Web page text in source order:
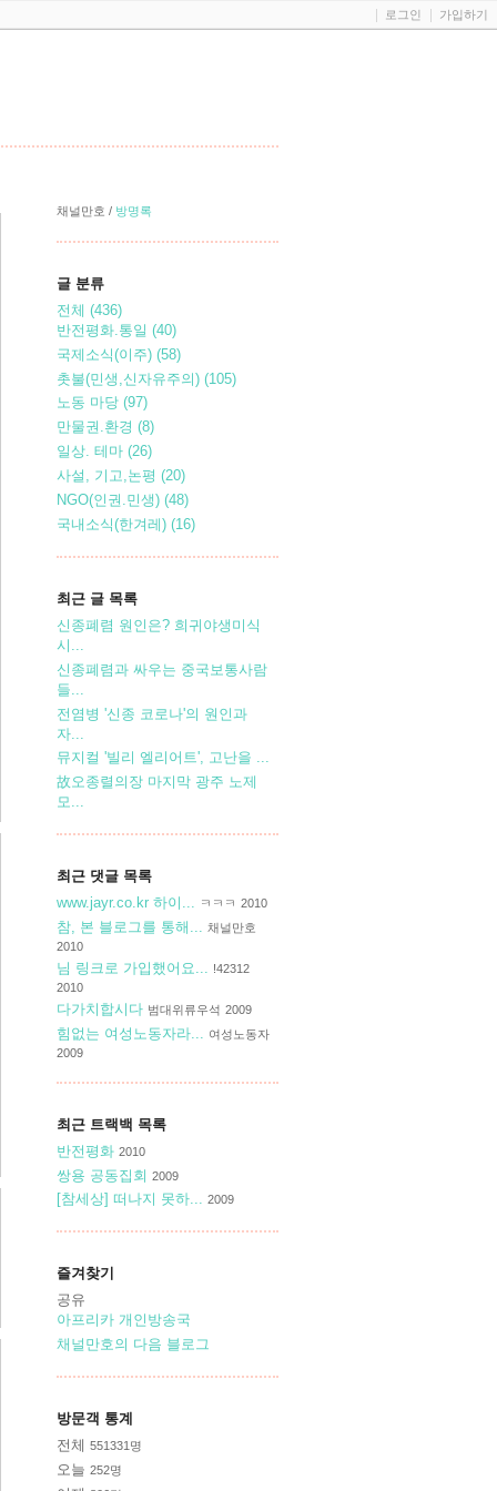
채널만호 / 방명록
글 분류
전체 (436)
반전평화.통일 (40)
국제소식(이주) (58)
촛불(민생,신자유주의) (105)
노동 마당 (97)
만물권.환경 (8)
일상. 테마 (26)
사설, 기고,논평 (20)
NGO(인권.민생) (48)
국내소식(한겨레) (16)
최근 글 목록
신종폐렴 원인은? 희귀야생미식
시...
신종폐렴과 싸우는 중국보통사람
들...
전염병 '신종 코로나'의 원인과
자...
뮤지컬 '빌리 엘리어트', 고난을 ...
故오종렬의장 마지막 광주 노제
모...
최근 댓글 목록
www.jayr.co.kr 하이... ㅋㅋㅋ 2010
참, 본 블로그를 통해... 채널만호
2010
님 링크로 가입했어요... !42312
2010
다가치합시다 범대위류우석 2009
힘없는 여성노동자라...
여성노동자
2009
최근 트랙백 목록
반전평화 2010
쌍용 공동집회 2009
[참세상] 떠나지 못하... 2009
즐겨찾기
공유
아프리카 개인방송국
채널만호의 다음 블로그
방문객 통계
전체 551331 명
오늘 252명
로그인 가입하기